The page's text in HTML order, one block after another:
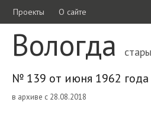
Проекты О сайте
Вологда
№ 139 от июня 1962
в архиве с 28.08.2018